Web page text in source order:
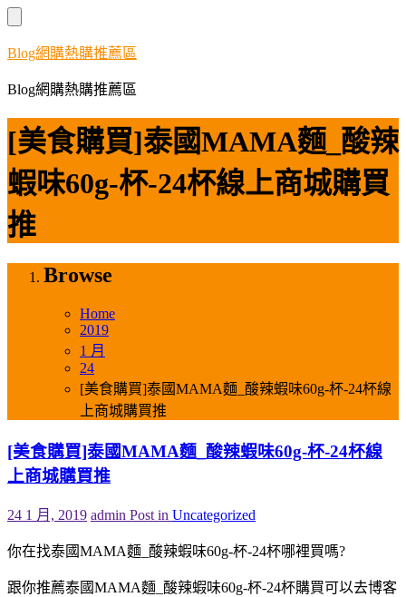
Skip
to
content
Blog網購熱購推薦區
Blog網購熱購推薦區
[美食購買]泰國MAMA麵_酸辣
蝦味60g-杯-24杯線上商城購買
推
Browse
Home
2019
1 月
24
[美食購買]泰國MAMA麵_酸辣蝦味60g-杯-24杯線
上商城購買推
[美食購買]泰國MAMA麵_酸辣蝦味60g-杯-24杯線
上商城購買推
24 1 月, 2019 admin Post in Uncategorized
你在找泰國MAMA麵_酸辣蝦味60g-杯-24杯哪裡買嗎?
跟你推薦泰國MAMA麵_酸辣蝦味60g-杯-24杯購買可以去博客